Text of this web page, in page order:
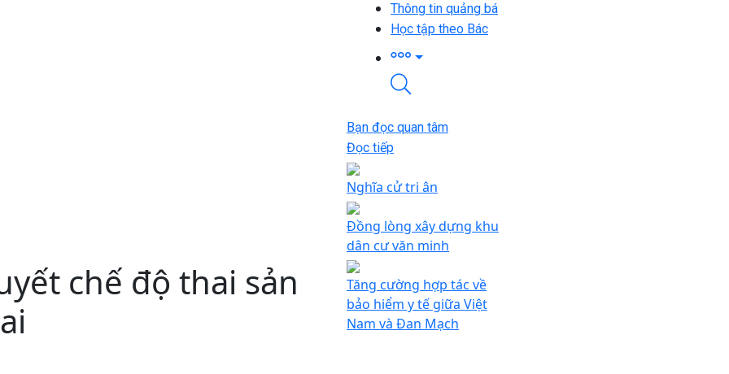
Thông tin quảng bá
Học tập theo Bác
chế độ thai sản
Bạn đọc quan tâm
Đọc tiếp
Nghĩa cử tri ân
Đồng lòng xây dựng khu
dân cư văn minh
Tăng cường hợp tác về
bảo hiểm y tế giữa Việt
Nam và Đan Mạch